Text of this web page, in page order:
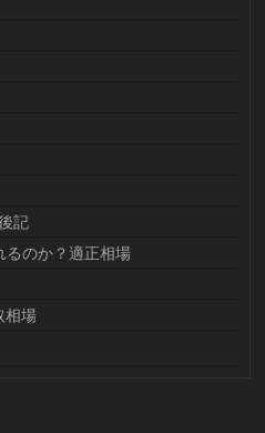
記
のか？適正相場
相場